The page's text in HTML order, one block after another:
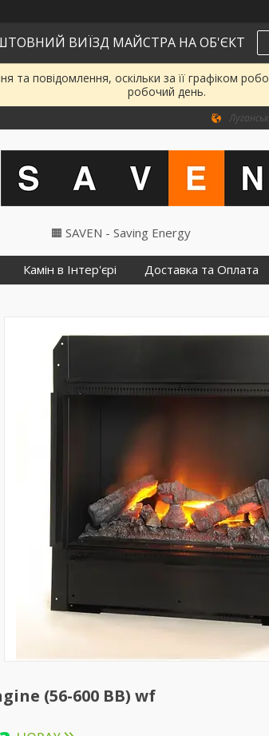
ВИЇЗД МАЙСТРА НА ОБ'ЄКТ
повідомлення, оскільки за її графіком
робочий день.
🟧 SAVEN - Saving Energy
Камін в Інтер'єрі Доставка та Оплата
(56-600 BB) wf